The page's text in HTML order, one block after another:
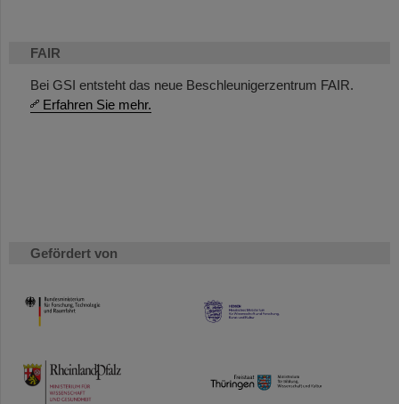
FAIR
Bei GSI entsteht das neue Beschleunigerzentrum FAIR.
Erfahren Sie mehr.
Gefördert von
HMWK
TMWWDG